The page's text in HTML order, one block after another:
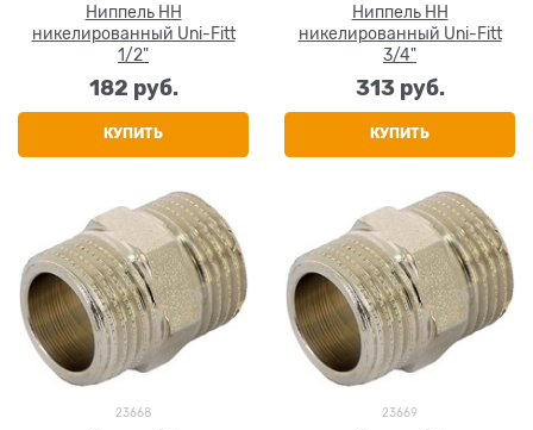
Ниппель НН
никелированный Uni-Fitt
1/2"
182 руб.
КУПИТЬ
Ниппель НН
никелированный Uni-Fitt
3/4"
313 руб.
КУПИТЬ
23668 23669